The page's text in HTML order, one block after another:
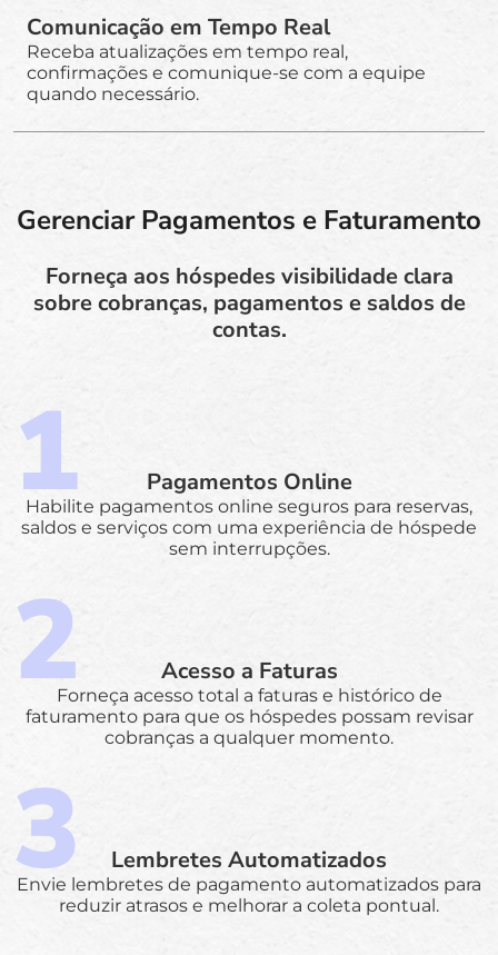
Comunicação em Tempo Real
Receba atualizações em tempo real,
confirmações e comunique-se com a equipe
quando necessário.
Gerenciar Pagamentos e Faturamento
Forneça aos hóspedes visibilidade clara
sobre cobranças, pagamentos e saldos de
contas.
Pagamentos Online
Habilite pagamentos online seguros para reservas,
saldos e serviços com uma experiência de hóspede
sem interrupções.
Acesso a Faturas
Forneça acesso total a faturas e histórico de
faturamento para que os hóspedes possam revisar
cobranças a qualquer momento.
Lembretes Automatizados
Envie lembretes de pagamento automatizados para
reduzir atrasos e melhorar a coleta pontual.